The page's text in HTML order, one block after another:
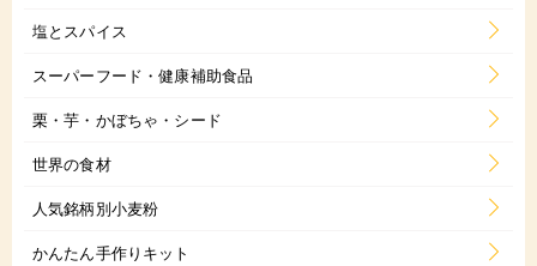
塩とスパイス
スーパーフード・健康補助食品
栗・芋・かぼちゃ・シード
世界の食材
人気銘柄別小麦粉
かんたん手作りキット